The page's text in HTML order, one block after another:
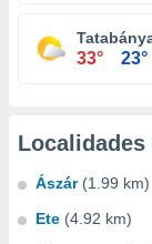
33° 23°
Ászár (1.99 km)
Ete (4.92 km)